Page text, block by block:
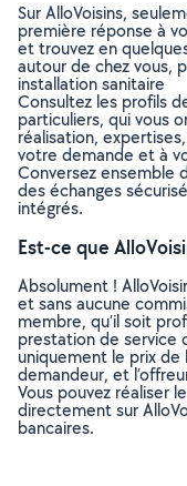
Sur AlloVoisins,
première réponse à
et trouvez en
autour de chez vous,
installation sanitaire
Consultez les profils
particuliers, qui vous
réalisation,
votre demande et à
Conversez ensemble
des échanges
intégrés.
Est-ce que
Absolument !
et sans aucune
membre, qu’il soit
prestation de service
uniquement le prix de
demandeur, et
Vous pouvez réaliser
directement sur
bancaires.